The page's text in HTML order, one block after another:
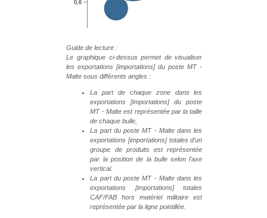
Guide de lecture :
Le graphique ci-dessus permet de visualiser
les exportations [importations] du poste MT -
Malte sous différents angles :
La part de chaque zone dans les
exportations [importations] du poste
MT - Malte est représentée par la taille
de chaque bulle,
La part du poste MT - Malte dans les
exportations [importations] totales d'un
groupe de produits est représentée
par la position de la bulle selon l'axe
vertical.
La part du poste MT - Malte dans les
exportations [importations] totales
CAF/FAB hors matériel militaire est
représentée par la ligne pointillée.